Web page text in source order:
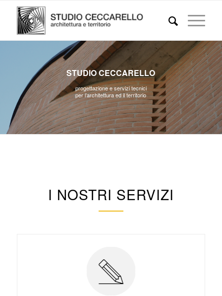
STUDIO CECCARELLO
progettazione e servizi tecnici
per l’architettura ed il territorio
I NOSTRI SERVIZI